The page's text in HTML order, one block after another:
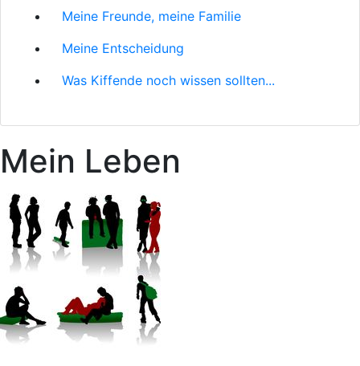
Meine Freunde, meine Familie
Meine Entscheidung
Was Kiffende noch wissen sollten...
Mein Leben